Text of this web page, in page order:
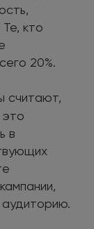
кто
20%.
считают,
в
аудиторию.